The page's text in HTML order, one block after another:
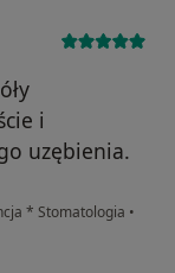
i
uzębienia.
* Stomatologia •